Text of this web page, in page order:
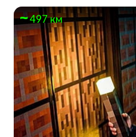
497 км